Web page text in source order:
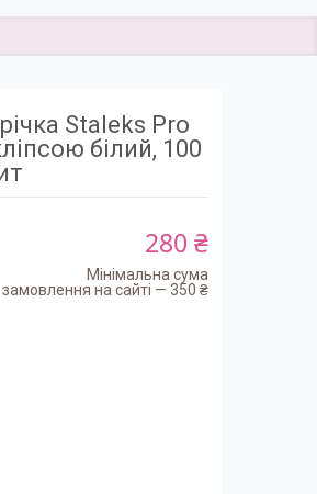
Staleks Pro
білий, 100
280 ₴
Мінімальна сума
замовлення на сайті — 350 ₴